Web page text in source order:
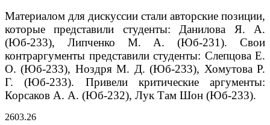
Материалом для дискуссии стали авторские позиции,
которые представили студенты: Данилова Я. А.
(Юб-233), Липченко М. А. (Юб-231). Свои
контраргументы представили студенты: Слепцова Е.
О. (Юб-233), Ноздря М. Д. (Юб-233), Хомутова Р.
Г. (Юб-233). Привели критические аргументы:
Корсаков А. А. (Юб-232), Лук Там Шон (Юб-233).
2603.26